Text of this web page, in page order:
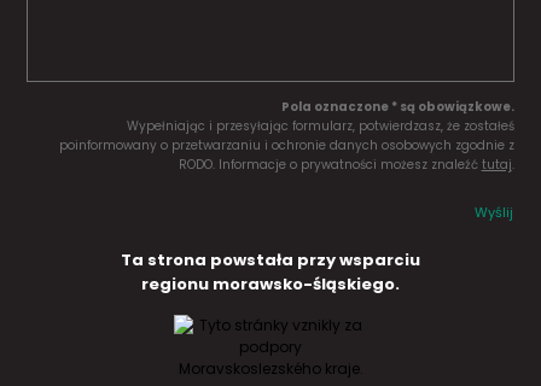
Pola oznaczone * są obowiązkowe.
Wypełniając i przesyłając formularz, potwierdzasz, że zostałeś
poinformowany o przetwarzaniu i ochronie danych osobowych zgodnie z
RODO. Informacje o prywatności możesz znaleźć tutaj.
Wyślij
Ta strona powstała przy wsparciu
regionu morawsko-śląskiego.